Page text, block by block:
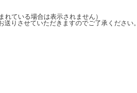
ている場合は表示されません）
りさせていただきますのでご了承ください。